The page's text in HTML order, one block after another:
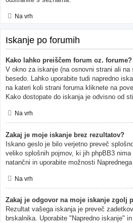
Na vrh
Iskanje po forumih
Kako lahko preiščem forum oz. forume?
V okno za iskanje (na osnovni strani ali
besedo. Lahko uporabite tudi napredno
na kateri koli strani foruma kliknete na
Kako dostopate do iskanja je odvisno od
Na vrh
Zakaj je moje iskanje brez rezultatov?
Iskano geslo je bilo verjetno preveč
veliko splošnih pojmov, ki jih phpBB3
natančni in uporabite možnosti Naprednega
Na vrh
Zakaj je odgovor na moje iskanje zgolj
Rezultat vašega iskanja je preveč
brskalnika. Uporabite "Napredno iskanje"